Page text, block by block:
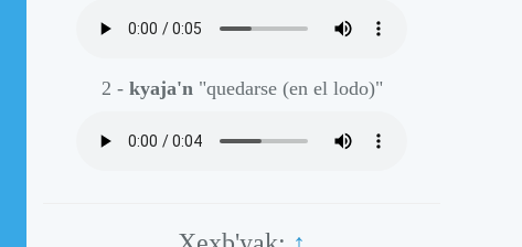
2 - kyaja'n "quedarse (en el lodo)"